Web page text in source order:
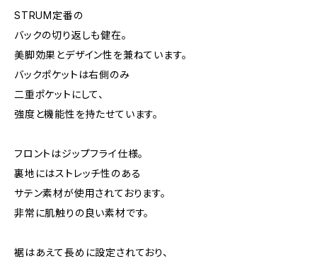
STRUM定番の
バックの切り返しも健在。
美脚効果とデザイン性を兼ねています。
バックポケットは右側のみ
二重ポケットにして、
強度と機能性を持たせています。
フロントはジップフライ仕様。
裏地にはストレッチ性のある
サテン素材が使用されております。
非常に肌触りの良い素材です。
裾はあえて長めに設定されており、